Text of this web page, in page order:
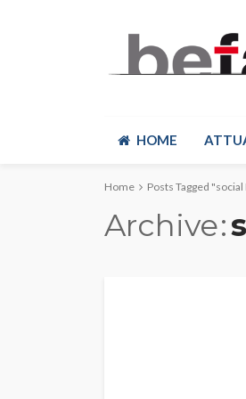
HOME
Home Posts Tagged
Archive